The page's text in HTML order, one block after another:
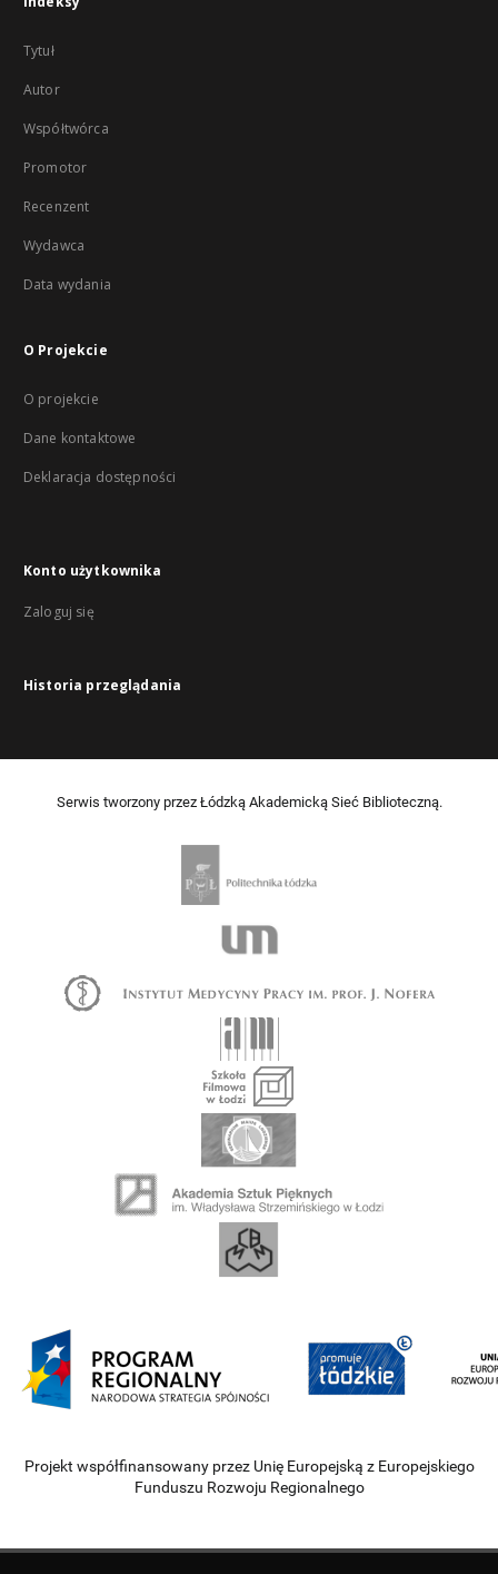
Tytuł
Autor
Współtwórca
Promotor
Recenzent
Wydawca
Data wydania
O Projekcie
O projekcie
Dane kontaktowe
Deklaracja dostępności
Konto użytkownika
Zaloguj się
Historia przeglądania
Serwis tworzony przez Łódzką Akademicką Sieć Biblioteczną.
Projekt współfinansowany przez Unię Europejską z Europejskiego
Funduszu Rozwoju Regionalnego